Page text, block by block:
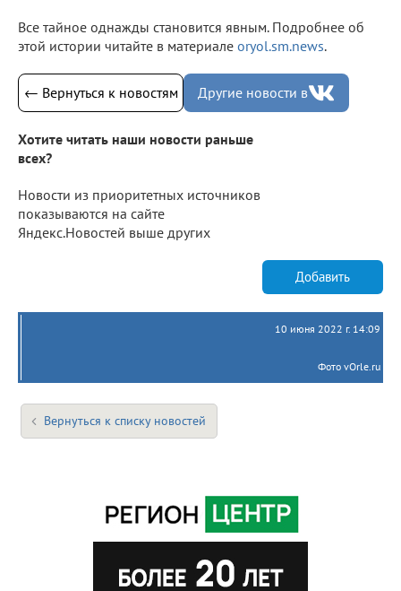
Все тайное однажды становится явным. Подробнее об
этой истории читайте в материале oryol.sm.news.
← Вернуться к новостям Другие новости в
Хотите читать наши новости раньше
всех?
Новости из приоритетных источников
показываются на сайте
Яндекс.Новостей выше других
Добавить
10 июня 2022 г. 14:09
Фото vOrle.ru
Вернуться к списку новостей